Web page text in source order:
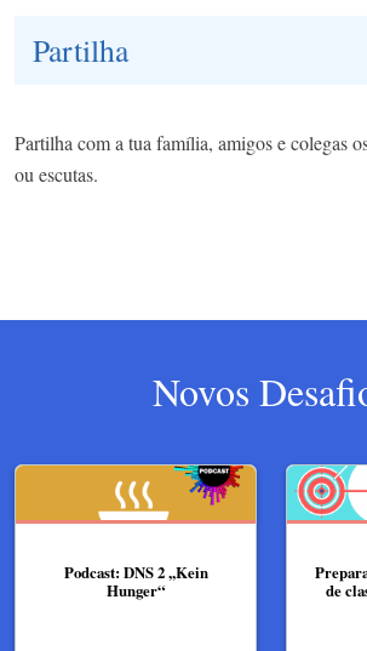
Partilha
Partilha com a tua família, amigos e colegas
ou escutas.
Novos
Podcast: DNS 2 ,,Kein
Hunger“
de